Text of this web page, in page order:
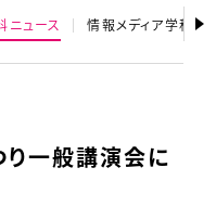
ニュース 情報メディア学科ニ
り一般講演会に